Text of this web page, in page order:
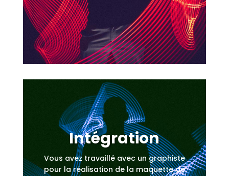
Intégration
Vous avez travaillé avec un graphiste
pour la réalisation de la maquette de